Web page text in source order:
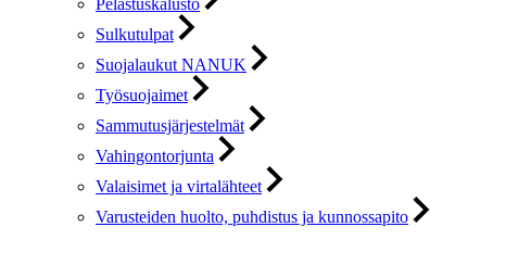
Pelastuskalusto
Sulkutulpat
Suojalaukut NANUK
Työsuojaimet
Sammutusjärjestelmät
Vahingontorjunta
Valaisimet ja virtalähteet
Varusteiden huolto, puhdistus ja kunnossapito